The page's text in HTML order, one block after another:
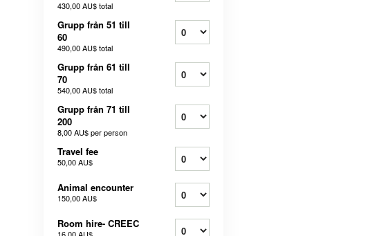
430,00 AU$total
Grupp från 51 till
60
490,00 AU$total
Grupp från 61 till
70
540,00 AU$total
Grupp från 71 till
200
8,00 AU$per person
Travel fee
50,00 AU$
Animal encounter
150,00 AU$
Room hire- CREEC
16,00 AU$